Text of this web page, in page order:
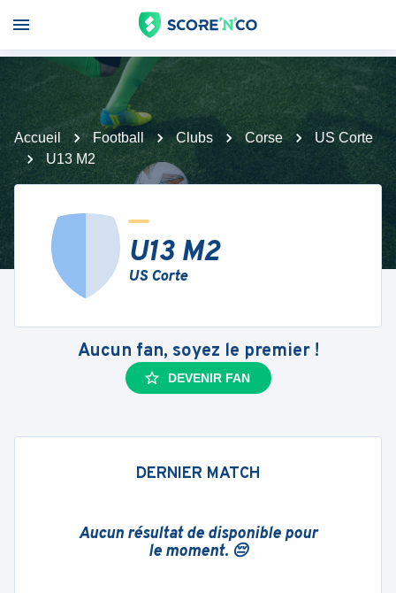
Accueil Football Clubs Corse
US Corte
U13 M2
U13 M2
US Corte
Aucun fan, soyez le premier !
DEVENIR FAN
DERNIER MATCH
Aucun résultat de disponible pour
le moment. 😔